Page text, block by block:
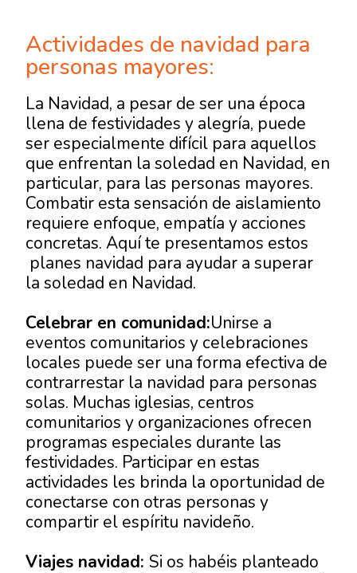
Actividades de navidad para
personas mayores:
La Navidad, a pesar de ser una época
llena de festividades y alegría, puede
ser especialmente difícil para aquellos
que enfrentan la soledad en Navidad, en
particular, para las personas mayores.
Combatir esta sensación de aislamiento
requiere enfoque, empatía y acciones
concretas. Aquí te presentamos estos
planes navidad para ayudar a superar
lasoledad en Navidad.
Celebrar en comunidad:Unirse a
eventos comunitarios y celebraciones
locales puede ser una forma efectiva de
contrarrestar la navidad para personas
solas. Muchas iglesias, centros
comunitarios y organizaciones ofrecen
programas especiales durante las
festividades. Participar en estas
actividades les brinda la oportunidad de
conectarse con otras personas y
compartir el espíritu navideño.
Viajes navidad:Si os habéis planteado